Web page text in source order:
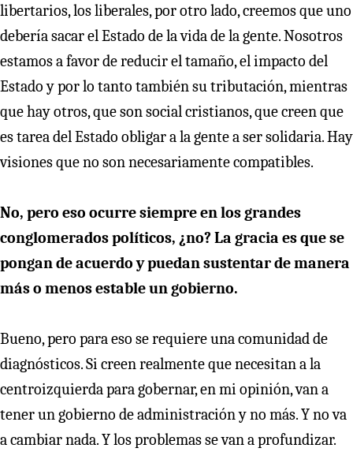
libertarios, los liberales, por otro lado, creemos que uno
debería sacar el Estado de la vida de la gente. Nosotros
estamos a favor de reducir el tamaño, el impacto del
Estado y por lo tanto también su tributación, mientras
que hay otros, que son social cristianos, que creen que
es tarea del Estado obligar a la gente a ser solidaria. Hay
visiones que no son necesariamente compatibles.
No, pero eso ocurre siempre en los grandes
conglomerados políticos, ¿no? La gracia es que se
pongan de acuerdo y puedan sustentar de manera
más o menos estable un gobierno.
Bueno, pero para eso se requiere una comunidad de
diagnósticos. Si creen realmente que necesitan a la
centroizquierda para gobernar, en mi opinión, van a
tener un gobierno de administración y no más. Y no va
a cambiar nada. Y los problemas se van a profundizar.